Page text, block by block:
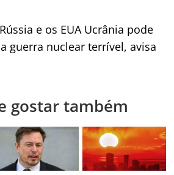
e os EUA Ucrânia pode
guerra nuclear terrível, avisa
gostar também